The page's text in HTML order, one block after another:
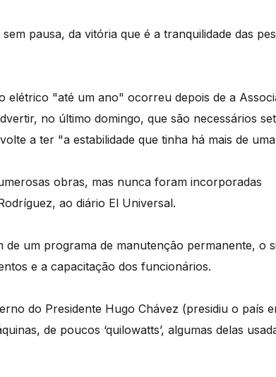
pausa, da vitória que é a tranquilidade das
elétrico "até um ano" ocorreu depois de a
no último domingo, que são necessários
a ter "a estabilidade que tinha há mais de
obras, mas nunca foram incorporadas
ao diário El Universal.
de um programa de manutenção permanente, o
e a capacitação dos funcionários.
do Presidente Hugo Chávez (presidiu o país
de poucos ‘quilowatts’, algumas delas